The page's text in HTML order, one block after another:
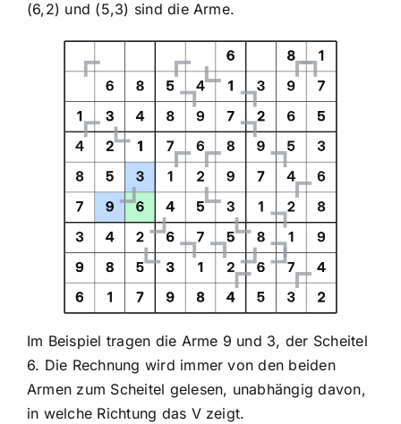
(6,2) und (5,3) sind die Arme.
Im Beispiel tragen die Arme 9 und 3, der Scheitel
6. Die Rechnung wird immer von den beiden
Armen zum Scheitel gelesen, unabhängig davon,
in welche Richtung das V zeigt.